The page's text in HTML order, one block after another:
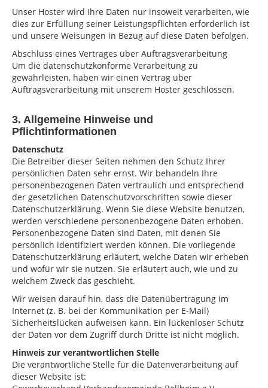
Unser Hoster wird Ihre Daten nur insoweit verarbeiten, wie
dies zur Erfüllung seiner Leistungspflichten erforderlich ist
und unsere Weisungen in Bezug auf diese Daten befolgen.
Abschluss eines Vertrages über Auftragsverarbeitung
Um die datenschutzkonforme Verarbeitung zu
gewährleisten, haben wir einen Vertrag über
Auftragsverarbeitung mit unserem Hoster geschlossen.
3. Allgemeine Hinweise und
Pflichtinformationen
Datenschutz
Die Betreiber dieser Seiten nehmen den Schutz Ihrer
persönlichen Daten sehr ernst. Wir behandeln Ihre
personenbezogenen Daten vertraulich und entsprechend
der gesetzlichen Datenschutzvorschriften sowie dieser
Datenschutzerklärung. Wenn Sie diese Website benutzen,
werden verschiedene personenbezogene Daten erhoben.
Personenbezogene Daten sind Daten, mit denen Sie
persönlich identifiziert werden können. Die vorliegende
Datenschutzerklärung erläutert, welche Daten wir erheben
und wofür wir sie nutzen. Sie erläutert auch, wie und zu
welchem Zweck das geschieht.
Wir weisen darauf hin, dass die Datenübertragung im
Internet (z. B. bei der Kommunikation per E-Mail)
Sicherheitslücken aufweisen kann. Ein lückenloser Schutz
der Daten vor dem Zugriff durch Dritte ist nicht möglich.
Hinweis zur verantwortlichen Stelle
Die verantwortliche Stelle für die Datenverarbeitung auf
dieser Website ist: